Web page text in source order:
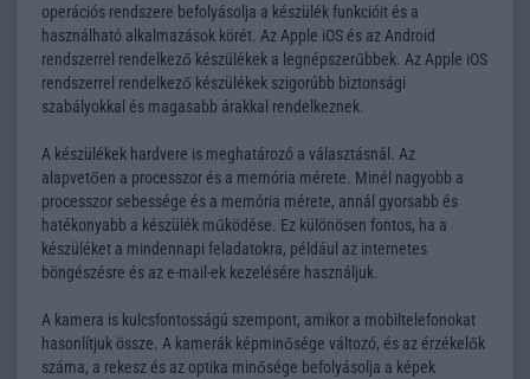
operációs rendszere befolyásolja a készülék funkcióit és a
használható alkalmazások körét. Az Apple iOS és az Android
rendszerrel rendelkező készülékek a legnépszerűbbek. Az Apple iOS
rendszerrel rendelkező készülékek szigorúbb biztonsági
szabályokkal és magasabb árakkal rendelkeznek.
A készülékek hardvere is meghatározó a választásnál. Az
alapvetően a processzor és a memória mérete. Minél nagyobb a
processzor sebessége és a memória mérete, annál gyorsabb és
hatékonyabb a készülék működése. Ez különösen fontos, ha a
készüléket a mindennapi feladatokra, például az internetes
böngészésre és az e-mail-ek kezelésére használjuk.
A kamera is kulcsfontosságú szempont, amikor a mobiltelefonokat
hasonlítjuk össze. A kamerák képminősége változó, és az érzékelők
száma, a rekesz és az optika minősége befolyásolja a képek